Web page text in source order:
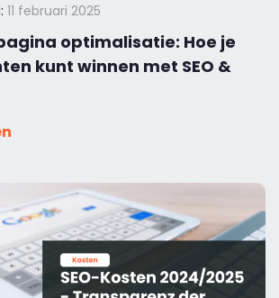
11 februari 2025
optimalisatie: Hoe je
kunt winnen met SEO &